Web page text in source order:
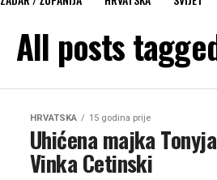
All posts
HRVATSKA 15 godina prije
Uhićena majka
Vinka Cetinski